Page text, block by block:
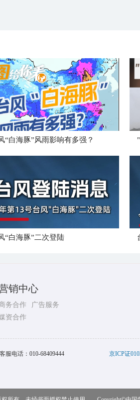
“白海豚”风雨影响有多强？
“白海豚”二次登陆
销中心
务合作
广告服务
资合作
客服电话： 010-68409444 京ICP证